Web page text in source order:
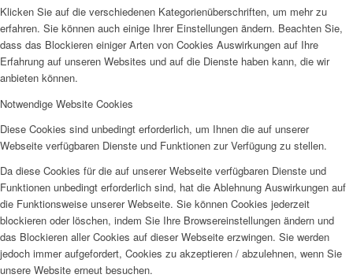
Klicken Sie auf die verschiedenen Kategorienüberschriften, um mehr zu
erfahren. Sie können auch einige Ihrer Einstellungen ändern. Beachten Sie,
dass das Blockieren einiger Arten von Cookies Auswirkungen auf Ihre
Erfahrung auf unseren Websites und auf die Dienste haben kann, die wir
anbieten können.
Notwendige Website Cookies
Diese Cookies sind unbedingt erforderlich, um Ihnen die auf unserer
Webseite verfügbaren Dienste und Funktionen zur Verfügung zu stellen.
Da diese Cookies für die auf unserer Webseite verfügbaren Dienste und
Funktionen unbedingt erforderlich sind, hat die Ablehnung Auswirkungen auf
die Funktionsweise unserer Webseite. Sie können Cookies jederzeit
blockieren oder löschen, indem Sie Ihre Browsereinstellungen ändern und
das Blockieren aller Cookies auf dieser Webseite erzwingen. Sie werden
jedoch immer aufgefordert, Cookies zu akzeptieren / abzulehnen, wenn Sie
unsere Website erneut besuchen.